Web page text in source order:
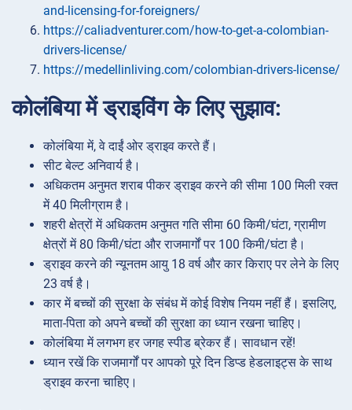
and-licensing-for-foreigners/
https://caliadventurer.com/how-to-get-a-colombian-
drivers-license/
https://medellinliving.com/colombian-drivers-license/
कोलंबिया में ड्राइविंग के लिए सुझाव:
कोलंबिया में, वे दाईं ओर ड्राइव करते हैं।
सीट बेल्ट अनिवार्य है।
अधिकतम अनुमत शराब पीकर ड्राइव करने की सीमा 100 मिली रक्त
में 40 मिलीग्राम है।
शहरी क्षेत्रों में अधिकतम अनुमत गति सीमा 60 किमी/घंटा, ग्रामीण
क्षेत्रों में 80 किमी/घंटा और राजमार्गों पर 100 किमी/घंटा है।
ड्राइव करने की न्यूनतम आयु 18 वर्ष और कार किराए पर लेने के लिए
23 वर्ष है।
कार में बच्चों की सुरक्षा के संबंध में कोई विशेष नियम नहीं हैं। इसलिए,
माता-पिता को अपने बच्चों की सुरक्षा का ध्यान रखना चाहिए।
कोलंबिया में लगभग हर जगह स्पीड ब्रेकर हैं। सावधान रहें!
ध्यान रखें कि राजमार्गों पर आपको पूरे दिन डिप्ड हेडलाइट्स के साथ
ड्राइव करना चाहिए।